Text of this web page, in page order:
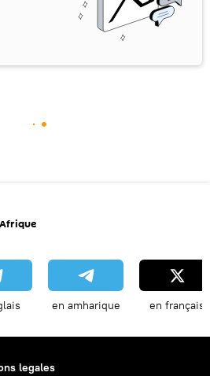
Afrique
en amharique en français
legales